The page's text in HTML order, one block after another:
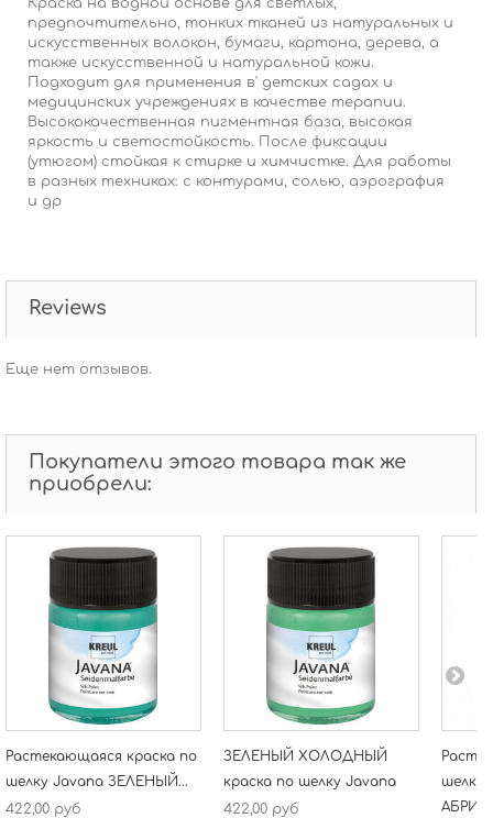
Краска на водной основе для светлых,
предпочтительно, тонких тканей из натуральных и
искусственных волокон, бумаги, картона, дерева, а
также искусственной и натуральной кожи.
Подходит для применения в' детских садах и
медицинских учреждениях в качестве терапии.
Высококачественная пигментная база, высокая
яркость и светостойкость. После фиксации
(утюгом) стойкая к стирке и химчистке. Для работы
в разных техниках: с контурами, солью, аэрография
и др
Reviews
Еще нет отзывов.
Покупатели этого товара так же
приобрели:
Растекающаяся краска по
шелку Javana ЗЕЛЕНЫЙ...
422,00 руб
ЗЕЛЕНЫЙ ХОЛОДНЫЙ
краска по шелку Javana
422,00 руб
шелку